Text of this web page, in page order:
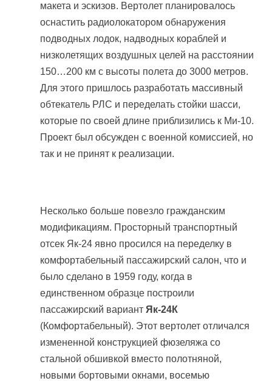
макета и эскизов. Вертолет планировалось
оснастить радиолокатором обнаружения
подводных лодок, надводных кораблей и
низколетящих воздушных целей на расстоянии
150…200 км с высоты полета до 3000 метров.
Для этого пришлось разработать массивный
обтекатель РЛС и переделать стойки шасси,
которые по своей длине приблизились к Ми-10.
Проект был обсужден с военной комиссией, но
так и не принят к реализации.
Несколько больше повезло гражданским
модификациям. Просторный транспортный
отсек Як-24 явно просился на переделку в
комфортабельный пассажирский салон, что и
было сделано в 1959 году, когда в
единственном образце построили
пассажирский вариант Як-24К
(Комфортабельный). Этот вертолет отличался
измененной конструкцией фюзеляжа со
стальной обшивкой вместо полотняной,
новыми бортовыми окнами, восемью